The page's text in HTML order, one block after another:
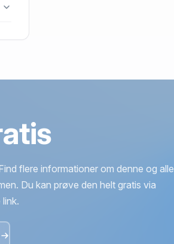
flere informationer om denne og alle
Du kan prøve den helt gratis via